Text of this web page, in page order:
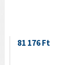
81 176 Ft